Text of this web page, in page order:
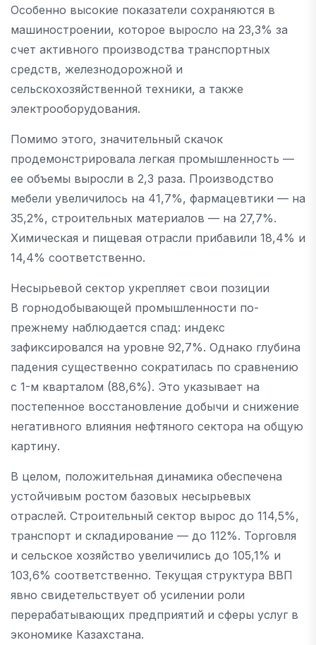
Особенно высокие показатели сохраняются в
машиностроении, которое выросло на 23,3% за
счет активного производства транспортных
средств, железнодорожной и
сельскохозяйственной техники, а также
электрооборудования.
Помимо этого, значительный скачок
продемонстрировала легкая промышленность —
ее объемы выросли в 2,3 раза. Производство
мебели увеличилось на 41,7%, фармацевтики — на
35,2%, строительных материалов — на 27,7%.
Химическая и пищевая отрасли прибавили 18,4% и
14,4% соответственно.
Несырьевой сектор укрепляет свои позиции
В горнодобывающей промышленности по-
прежнему наблюдается спад: индекс
зафиксировался на уровне 92,7%. Однако глубина
падения существенно сократилась по сравнению
с 1-м кварталом (88,6%). Это указывает на
постепенное восстановление добычи и снижение
негативного влияния нефтяного сектора на общую
картину.
В целом, положительная динамика обеспечена
устойчивым ростом базовых несырьевых
отраслей. Строительный сектор вырос до 114,5%,
транспорт и складирование — до 112%. Торговля
и сельское хозяйство увеличились до 105,1% и
103,6% соответственно. Текущая структура ВВП
явно свидетельствует об усилении роли
перерабатывающих предприятий и сферы услуг в
экономике Казахстана.